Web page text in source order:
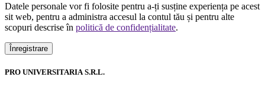
Datele personale vor fi folosite pentru a-ți susține experiența pe acest
sit web, pentru a administra accesul la contul tău și pentru alte
scopuri descrise în politică de confidențialitate.
Înregistrare
PRO UNIVERSITARIA S.R.L.